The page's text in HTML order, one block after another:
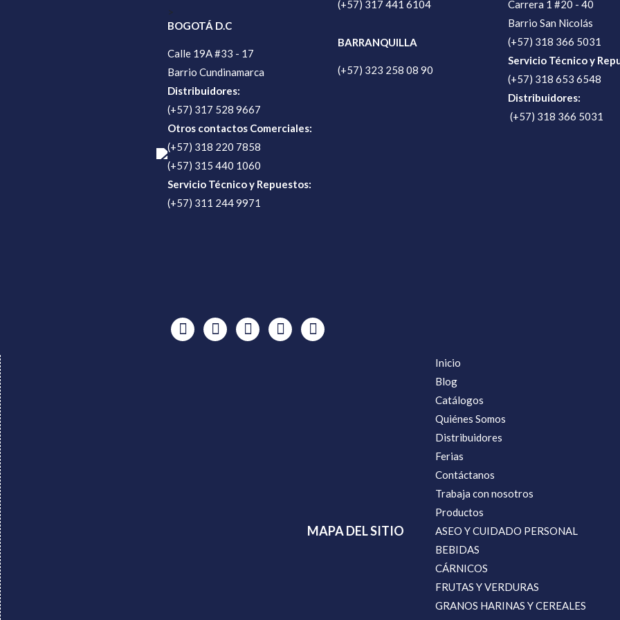
>
BOGOTÁ D.C
Calle 19A #33 - 17
Barrio Cundinamarca
Distribuidores:
(+57) 317 528 9667
Otros contactos Comerciales:
(+57) 318 220 7858
(+57) 315 440 1060
Servicio Técnico y Repuestos:
(+57) 311 244 9971
(+57) 317 441 6104
BARRANQUILLA
(+57) 323 258 08 90
Carrera 1 #20 - 40
Barrio San Nicolás
(+57) 318 366 5031
Servicio Técnico y
(+57) 318 653 6548
Distribuidores:
(+57) 318 366 5031
MAPA DEL SITIO
Inicio
Blog
Catálogos
Quiénes Somos
Distribuidores
Ferias
Contáctanos
Trabaja con nosotros
Productos
ASEO Y CUIDADO PERSONAL
BEBIDAS
CÁRNICOS
FRUTAS Y VERDURAS
GRANOS HARINAS Y CEREALES